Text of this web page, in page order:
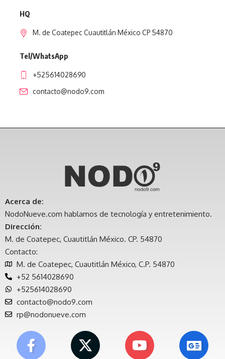
HQ
M. de Coatepec Cuautitlán México CP 54870
Tel/WhatsApp
+525614028690
contacto@nodo9.com
Acerca de:
NodoNueve.com hablamos de tecnología y entretenimiento.
Dirección:
M. de Coatepec, Cuautitlán México. CP. 54870
Contacto:
M. de Coatepec, Cuautitlán México, C.P. 54870
+52 5614028690
+525614028690
contacto@nodo9.com
rp@nodonueve.com